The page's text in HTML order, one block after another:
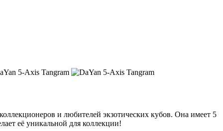
и любителей экзотических кубов. Она имеет 5
её уникальной для коллекции!